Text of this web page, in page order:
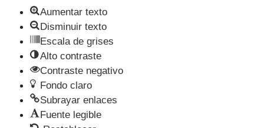
Aumentar texto
Disminuir texto
Escala de grises
Alto contraste
Contraste negativo
Fondo claro
Subrayar enlaces
Fuente legible